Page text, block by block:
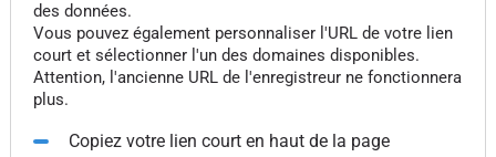
des données.
Vous pouvez également personnaliser l'URL de votre lien
court et sélectionner l'un des domaines disponibles.
Attention, l'ancienne URL de l'enregistreur ne fonctionnera
plus.
Copiez votre lien court en haut de la page